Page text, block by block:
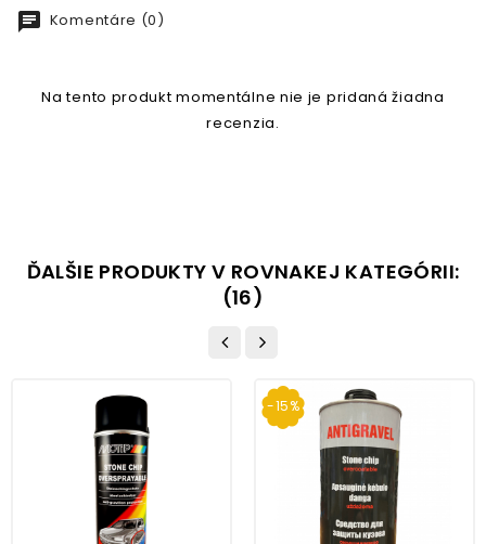
chat Komentáre (0)
Na tento produkt momentálne nie je pridaná žiadna
recenzia.
ĎALŠIE PRODUKTY V ROVNAKEJ KATEGÓRII:
(16)
-15%